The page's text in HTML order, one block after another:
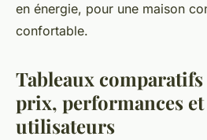
en énergie, pour une maison
confortable.
Tableaux
prix, performances et
utilisateurs